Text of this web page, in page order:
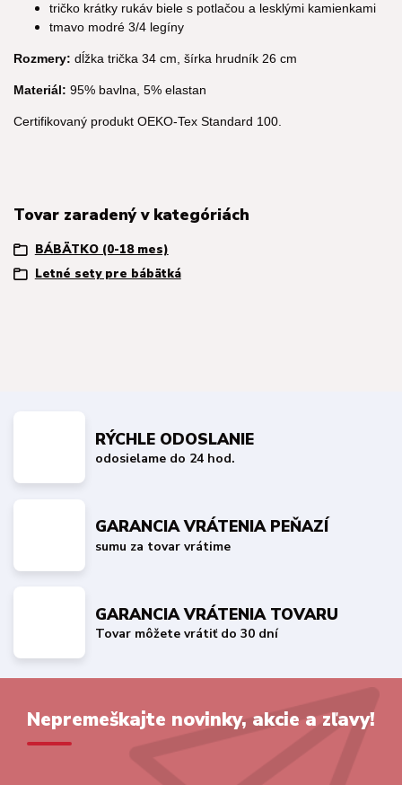
tričko krátky rukáv biele s potlačou a lesklými kamienkami
tmavo modré 3/4 legíny
Rozmery: dĺžka trička 34 cm, šírka hrudník 26 cm
Materiál: 95% bavlna, 5% elastan
Certifikovaný produkt OEKO-Tex Standard 100.
Tovar zaradený v kategóriách
BÁBÄTKO (0-18 mes)
Letné sety pre bábätká
RÝCHLE ODOSLANIE
odosielame do 24 hod.
GARANCIA VRÁTENIA PEŇAZÍ
sumu za tovar vrátime
GARANCIA VRÁTENIA TOVARU
Tovar môžete vrátiť do 30 dní
Nepremeškajte novinky, akcie a zľavy!